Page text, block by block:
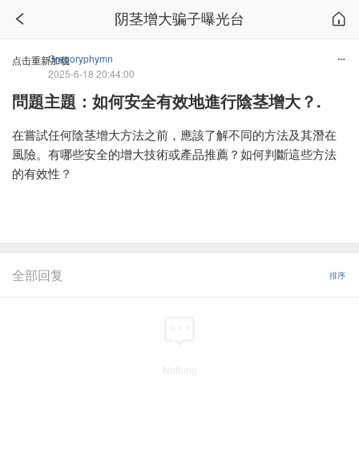
阴茎增大骗子曝光台
点击重新加载Gregoryphymn
2025-6-18 20:44:00
問題主題：如何安全有效地進行陰茎增大？.
在嘗試任何陰茎增大方法之前，應該了解不同的方法及其潛在
風險。有哪些安全的增大技術或產品推薦？如何判斷這些方法
的有效性？
全部回复 排序
Nothing